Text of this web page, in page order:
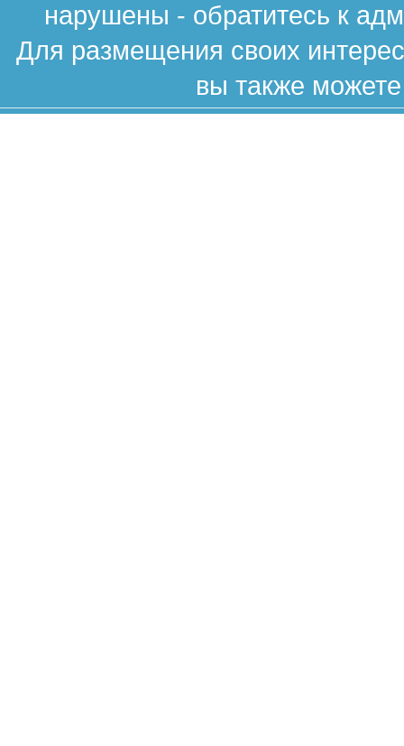
нарушены - обратитесь к
Для размещения своих
вы также